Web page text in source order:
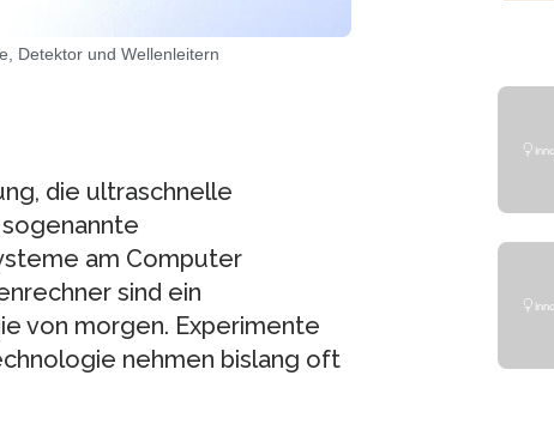
Detektor und Wellenleitern
die ultraschnelle
am Computer
sind ein
von morgen. Experimente
nehmen bislang oft